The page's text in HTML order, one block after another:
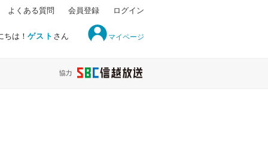
ちは！ゲスト さん マイページ
よくある質問 会員登録 ログイン